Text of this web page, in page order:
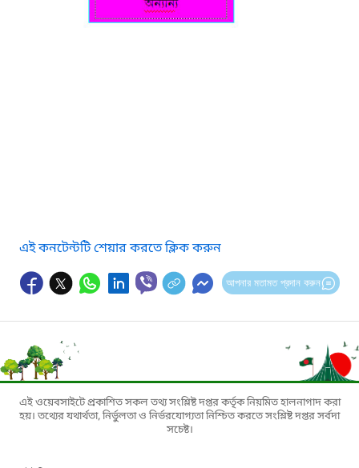
এই কনটেন্টটি শেয়ার করতে ক্লিক করুন
আপনার মতামত প্রদান করুন
এই ওয়েবসাইটে প্রকাশিত সকল তথ্য সংশ্লিষ্ট দপ্তর কর্তৃক নিয়মিত হালনাগাদ করা
হয়। তথ্যের যথার্থতা, নির্ভুলতা ও নির্ভরযোগ্যতা নিশ্চিত করতে সংশ্লিষ্ট দপ্তর সর্বদা
সচেষ্ট।